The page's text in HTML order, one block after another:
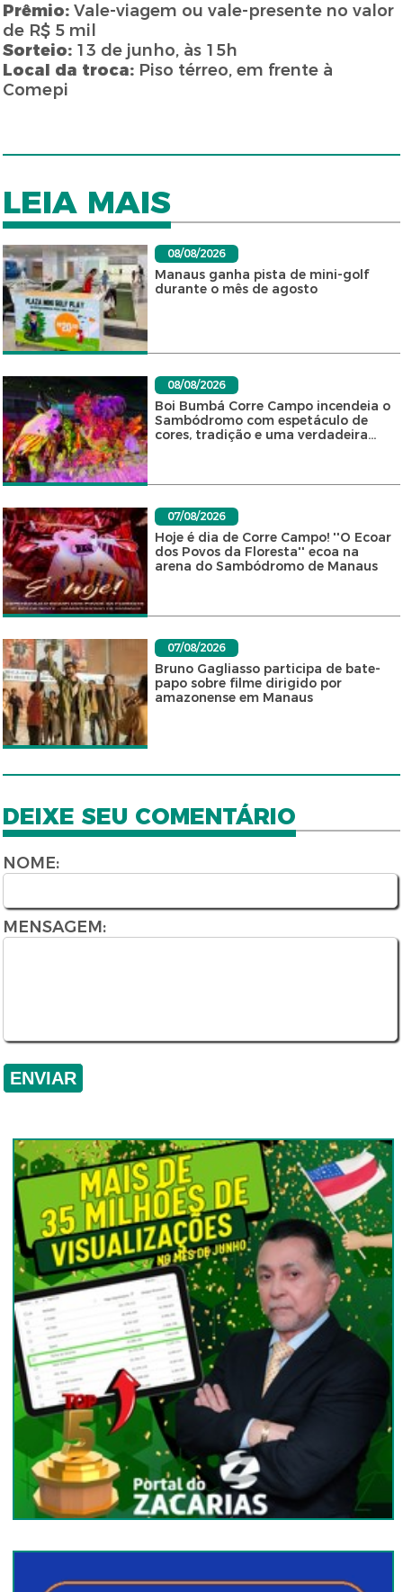
Prêmio: Vale-viagem ou vale-presente no valor
de R$ 5 mil
Sorteio: 13 de junho, às 15h
Local da troca: Piso térreo, em frente à
Comepi
LEIA MAIS
08/08/2026
Manaus ganha pista de mini-golf
durante o mês de agosto
08/08/2026
Boi Bumbá Corre Campo incendeia o
Sambódromo com espetáculo de
cores, tradição e uma verdadeira...
07/08/2026
Hoje é dia de Corre Campo! ''O Ecoar
dos Povos da Floresta'' ecoa na
arena do Sambódromo de Manaus
07/08/2026
Bruno Gagliasso participa de bate-
papo sobre filme dirigido por
amazonense em Manaus
DEIXE SEU COMENTÁRIO
NOME:
MENSAGEM: